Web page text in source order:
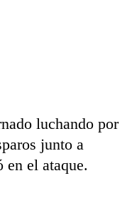
luchando por
junto a
el ataque.